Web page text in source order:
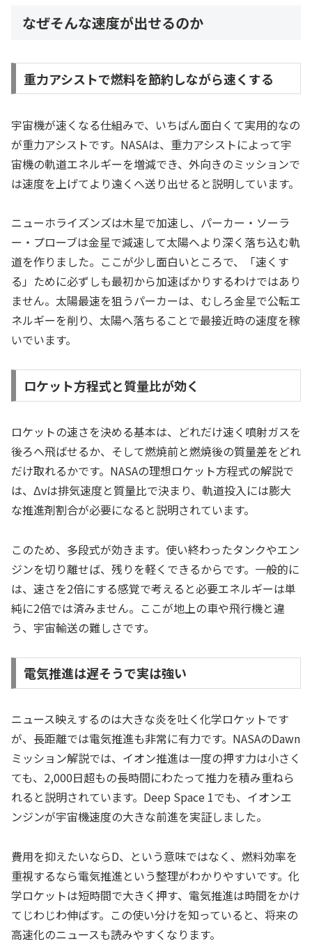
なぜそんな速度が出せるのか
重力アシストで燃料を節約しながら速くする
宇宙機が速くなる仕組みで、いちばん面白くて実用的なの
が重力アシストです。NASAは、重力アシストによって宇
宙機の軌道エネルギーを増減でき、外向きのミッションで
は速度を上げてより遠くへ送り出せると説明しています。
ニューホライズンズは木星で加速し、パーカー・ソーラ
ー・プローブは金星で減速して太陽へより深く落ち込む軌
道を作りました。ここが少し面白いところで、「速くす
る」ために必ずしも最初から加速ばかりするわけではあり
ません。太陽最速を狙うパーカーは、むしろ金星で公転エ
ネルギーを削り、太陽へ落ちることで最接近時の速度を稼
いでいます。
ロケット方程式と質量比が効く
ロケットの速さを決める基本は、どれだけ速く噴射ガスを
後ろへ飛ばせるか、そして燃焼前と燃焼後の質量差をどれ
だけ取れるかです。NASAの理想ロケット方程式の解説で
は、Δvは排気速度と質量比で決まり、軌道投入には膨大
な推進剤割合が必要になると説明されています。
このため、多段式が効きます。使い終わったタンクやエン
ジンを切り離せば、残りを軽くできるからです。一般的に
は、速さを2倍にする感覚で考えると必要エネルギーは単
純に2倍では済みません。ここが地上の車や飛行機と違
う、宇宙輸送の難しさです。
電気推進は遅そうで実は強い
ニュース映えするのは大きな炎を吐く化学ロケットです
が、長距離では電気推進も非常に有力です。NASAのDawn
ミッション解説では、イオン推進は一度の押す力は小さく
ても、2,000日超もの長時間にわたって推力を積み重ねら
れると説明されています。Deep Space 1でも、イオンエ
ンジンが宇宙機速度の大きな前進を実証しました。
費用を抑えたいならD、という意味ではなく、燃料効率を
重視するなら電気推進という整理がわかりやすいです。化
学ロケットは短時間で大きく押す、電気推進は時間をかけ
てじわじわ伸ばす。この使い分けを知っていると、将来の
高速化のニュースも読みやすくなります。